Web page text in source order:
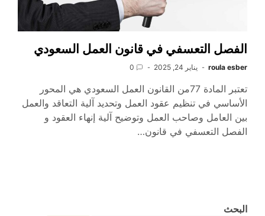
الفصل التعسفي في قانون العمل السعودي
roula esber يناير 24, 2025 0
تعتبر المادة 77من القانون العمل السعودي هي المحور
الأساسي في تنظيم عقود العمل وتحديد آلية التعاقد والعمل
بين العامل وصاحب العمل وتوضيح آلية إنهاء العقود و
الفصل التعسفي في قانون…
البحث